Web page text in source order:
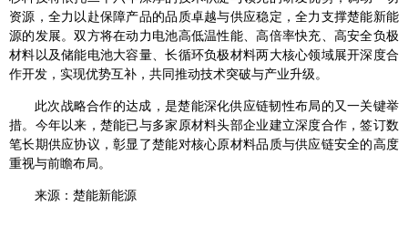
资源，全力以赴保障产品的品质卓越与供应稳定，全力支撑楚能新能
源的发展。双方将在动力电池高低温性能、高倍率快充、高安全负极
材料以及储能电池大容量、长循环负极材料两大核心领域展开深度合
作开发，实现优势互补，共同推动技术突破与产业升级。
此次战略合作的达成，是楚能深化供应链韧性布局的又一关键举
措。今年以来，楚能已与多家原材料头部企业建立深度合作，签订数
笔长期供应协议，彰显了楚能对核心原材料品质与供应链安全的高度
重视与前瞻布局。
来源：楚能新能源